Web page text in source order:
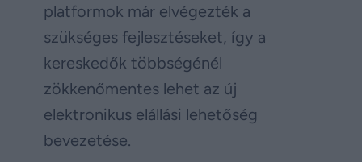
platformok már elvégezték a
szükséges fejlesztéseket, így a
kereskedők többségénél
zökkenőmentes lehet az új
elektronikus elállási lehetőség
bevezetése.